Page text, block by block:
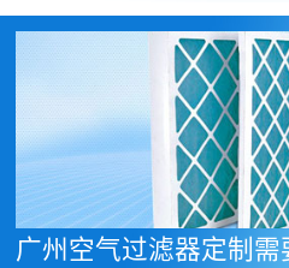
广州空气过滤器定制